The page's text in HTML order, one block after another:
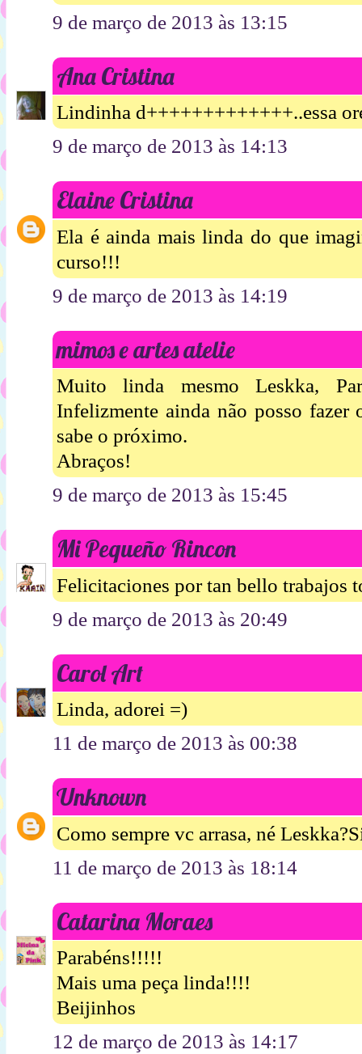
9 de março de 2013 às 13:15
Ana Cristina
Lindinha d+++++++++++++..essa
9 de março de 2013 às 14:13
Elaine Cristina
Ela é ainda mais linda do que
curso!!!
9 de março de 2013 às 14:19
mimos e artes atelie
Muito linda mesmo Leskka,
Infelizmente ainda não posso fazer
sabe o próximo.
Abraços!
9 de março de 2013 às 15:45
Mi Pequeño Rincon
Felicitaciones por tan bello trabajos
9 de março de 2013 às 20:49
Carol Art
Linda, adorei =)
11 de março de 2013 às 00:38
Unknown
Como sempre vc arrasa, né
11 de março de 2013 às 18:14
Catarina Moraes
Parabéns!!!!!
Mais uma peça linda!!!!
Beijinhos
12 de março de 2013 às 14:17